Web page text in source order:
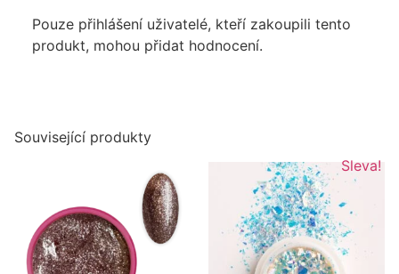
Pouze přihlášení uživatelé, kteří zakoupili tento
produkt, mohou přidat hodnocení.
Související produkty
Sleva!